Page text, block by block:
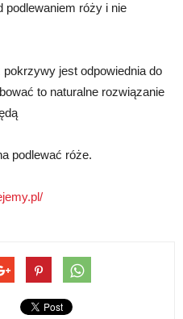
podlewaniem róży i nie
jest odpowiednia do
to naturalne rozwiązanie
podlewać róże.